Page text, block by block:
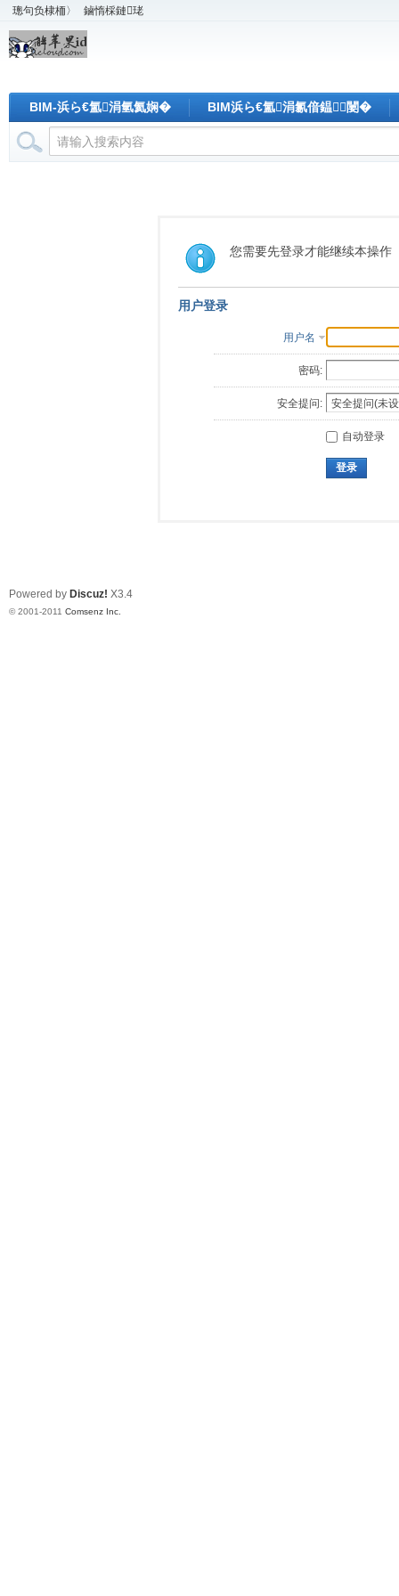
璁句负棣栭〉 鏀惰棌鏈珯
BIM-浜ら€氳涓氫氦娴� BIM浜ら€氳涓氱偣鎾闄�
您需要先登录才能继续本操作
用户登录
用户名
密码:
安全提问:
自动登录
登录
Powered by Discuz! X3.4
© 2001-2011 Comsenz Inc.